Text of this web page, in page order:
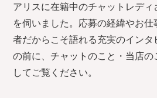
アリスに在籍中のチャットレデ
を伺いました。応募の経緯やお
者だからこそ語れる充実のイン
の前に、チャットのこと・当店の
してご覧ください。